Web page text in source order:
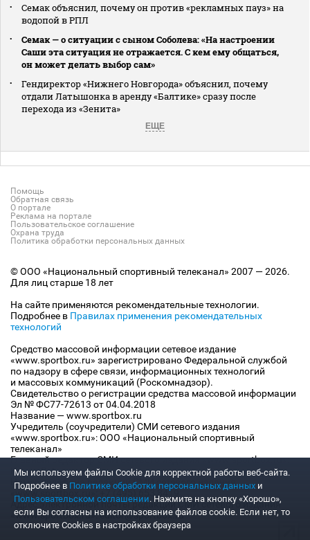
Семак объяснил, почему он против «рекламных пауз» на
водопой в РПЛ
Семак — о ситуации с сыном Соболева: «На настроении
Саши эта ситуация не отражается. С кем ему общаться,
он может делать выбор сам»
Гендиректор «Нижнего Новгорода» объяснил, почему
отдали Латышонка в аренду «Балтике» сразу после
перехода из «Зенита»
ЕЩЕ
Помощь
Обратная связь
О портале
Реклама на портале
Пользовательское соглашение
Охрана труда
Политика обработки персональных данных
© ООО «Национальный спортивный телеканал» 2007 — 2026.
Для лиц старше 18 лет
На сайте применяются рекомендательные технологии.
Подробнее в Правилах применения рекомендательных
технологий
Средство массовой информации сетевое издание
«www.sportbox.ru» зарегистрировано Федеральной службой
по надзору в сфере связи, информационных технологий
и массовых коммуникаций (Роскомнадзор).
Свидетельство о регистрации средства массовой информации
Эл № ФС77-72613 от 04.04.2018
Название — www.sportbox.ru
Учредитель (соучредители) СМИ сетевого издания
«www.sportbox.ru»: ООО «Национальный спортивный
телеканал»
Главный редактор СМИ сетевого издания «www.sportbox.ru»:
Конов В.А.
Номер телефона редакции СМИ сетевого издания
«www.sportbox.ru»: +7 (495) 653 8419
Адрес электронной почты редакции СМИ сетевого издания
«www.sportbox.ru»: editor@sportbox.ru
Мы используем файлы Сookie для корректной работы веб-сайта.
Подробнее в Политике обработки персональных данных и
Пользовательском соглашении. Нажмите на кнопку «Хорошо»,
если Вы согласны на использование файлов cookie. Если нет, то
отключите Cookies в настройках браузера